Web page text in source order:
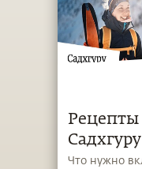
вкусных
Что нужно